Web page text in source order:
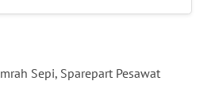
Sepi, Sparepart Pesawat